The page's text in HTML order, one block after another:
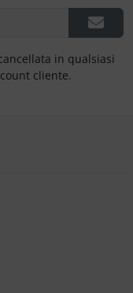
in qualsiasi
cliente.